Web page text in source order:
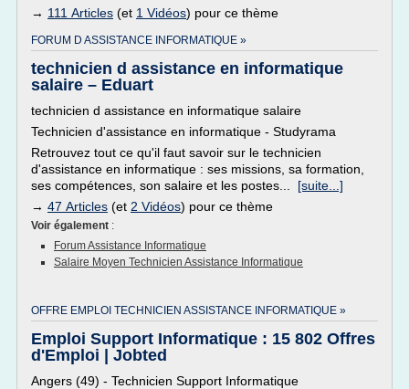
→ 111 Articles (et 1 Vidéos) pour ce thème
FORUM D ASSISTANCE INFORMATIQUE »
technicien d assistance en informatique
salaire – Eduart
technicien d assistance en informatique salaire
Technicien d'assistance en informatique - Studyrama
Retrouvez tout ce qu'il faut savoir sur le technicien
d'assistance en informatique : ses missions, sa formation,
ses compétences, son salaire et les postes... [suite...]
→ 47 Articles (et 2 Vidéos) pour ce thème
Voir également :
Forum Assistance Informatique
Salaire Moyen Technicien Assistance Informatique
OFFRE EMPLOI TECHNICIEN ASSISTANCE INFORMATIQUE »
Emploi Support Informatique : 15 802 Offres
d'Emploi | Jobted
Angers (49) - Technicien Support Informatique